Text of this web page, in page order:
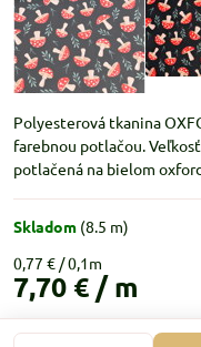
Polyesterová tkanina
farebnou potlačou.
potlačená na bielom
Skladom (8.5 m)
0,77 €
7,70 € / m